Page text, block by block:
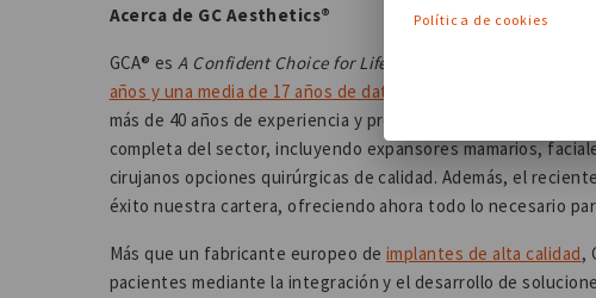
Acerca de GC Aesthetics®
GCA® es A Confident Choice for Life™
años y una media de 17 años de datos ampliados, a largo
más de 40 años de experiencia y presencia en más de 70
completa del sector, incluyendo expansores mamarios,
cirujanos opciones quirúrgicas de calidad. Además, el
éxito nuestra cartera, ofreciendo ahora todo lo necesario
Más que un fabricante europeo de implantes de alta calidad,
pacientes mediante la integración y el desarrollo de
Política de cookies